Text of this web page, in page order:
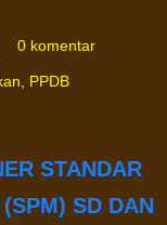
0 komentar
, PPDB
STANDAR
SD DAN